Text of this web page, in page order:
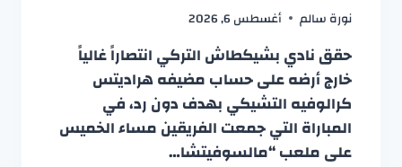
نورة سالم أغسطس 6, 2026
حقق نادي بشيكطاش التركي انتصاراً غالياً
خارج أرضه على حساب مضيفه هراديتس
كرالوفيه التشيكي بهدف دون رد، في
المباراة التي جمعت الفريقين مساء الخميس
على ملعب “مالسوفيتشا…